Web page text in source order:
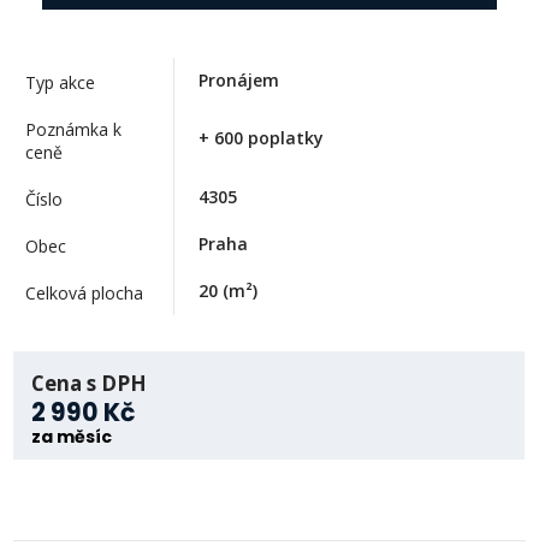
Typ akce Pronájem
Poznámka k
ceně
+ 600 poplatky
Číslo 4305
Obec Praha
Celková plocha 20 (m²)
Cena s DPH
2 990 Kč
za měsíc